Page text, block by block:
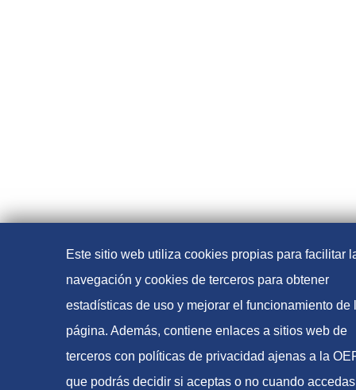
Este sitio web utiliza cookies propias para facilitar
navegación y cookies de terceros para obtener
estadísticas de uso y mejorar el funcionamiento de
página. Además, contiene enlaces a sitios web de
terceros con políticas de privacidad ajenas a la
que podrás decidir si aceptas o no cuando